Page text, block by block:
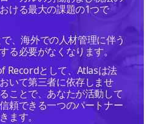
ける最大の課題の1つで
、海外での人材管理に伴う
る必要がなくなります。
Recordとして、Atlasは法
いて第三者に依存しませ
ことで、あなたが活動して
頼できる一つのパートナー
ます。